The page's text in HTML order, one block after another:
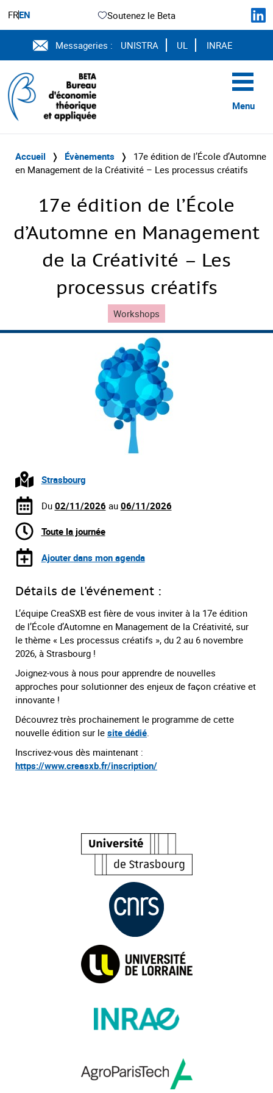
FREN Soutenez le Beta
Messageries : UNISTRA UL INRAE
Menu
Accueil ❭ Évènements ❭
17e édition de l’École d’Automne
en Management de la Créativité – Les processus créatifs
17e édition de l’École
d’Automne en Management
de la Créativité – Les
processus créatifs
Workshops
Strasbourg
Du 02/11/2026 au 06/11/2026
Toute la journée
Ajouter dans mon agenda
Détails de l'événement :
L’équipe CreaSXB est fière de vous inviter à la 17e édition
de l’École d’Automne en Management de la Créativité, sur
le thème « Les processus créatifs », du 2 au 6 novembre
2026, à Strasbourg !
Joignez-vous à nous pour apprendre de nouvelles
approches pour solutionner des enjeux de façon créative et
innovante !
Découvrez très prochainement le programme de cette
nouvelle édition sur le site dédié
Inscrivez-vous dès maintenant :
https://www.creasxb.fr/inscription/